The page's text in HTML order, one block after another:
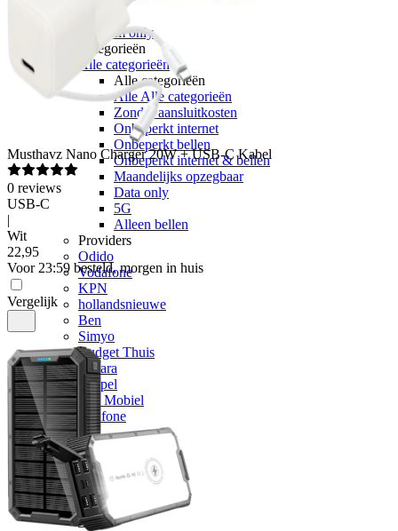
Alle sim only
Categorieën
Alle categorieën
Alle categorieën
Alle Alle categorieën
Zonder aansluitkosten
Onbeperkt internet
Onbeperkt bellen
Onbeperkt internet & bellen
Maandelijks opzegbaar
Data only
5G
Alleen bellen
Providers
Odido
Vodafone
KPN
hollandsnieuwe
Ben
Simyo
Budget Thuis
Lebara
Simpel
50+ Mobiel
Youfone
Verlengen
Alle verlengingen
Huidige provider
Odido
Vodafone
KPN
Musthavz Nano Charger 20W + USB-C Kabel
0 reviews
USB-C
|
Wit
22,95
Voor 23:59 besteld, morgen in huis
Vergelijk